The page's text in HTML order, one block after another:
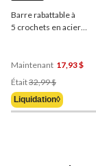
Barre rabattable à
5 crochets en acier
Maintenant 17,93 $
Était32,99 $
Était
32,99 $
Liquidation◊